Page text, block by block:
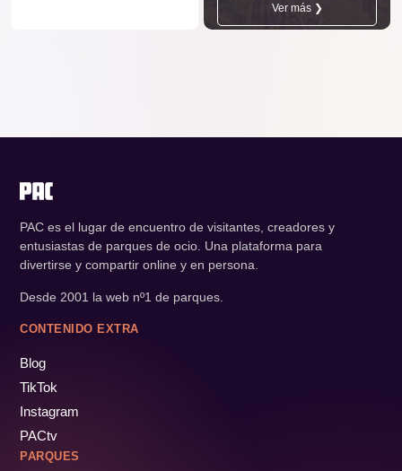
Ver más ❯
PAC es el lugar de encuentro de visitantes, creadores y
entusiastas de parques de ocio. Una plataforma para
divertirse y compartir online y en persona.
Desde 2001 la web nº1 de parques.
CONTENIDO EXTRA
Blog
TikTok
Instagram
PACtv
PARQUES